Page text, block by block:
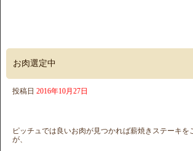
お肉選定中
投稿日 2016年10月27日
ピッチュでは良いお肉が見つかれば薪焼きステーキを
が、